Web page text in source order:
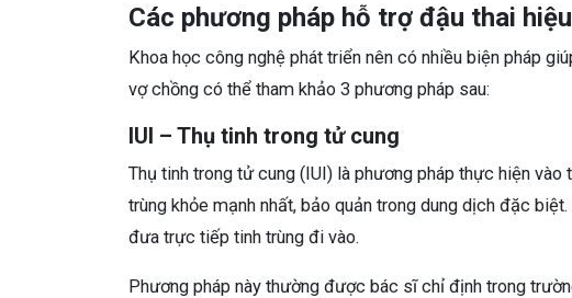
Các phương pháp hỗ trợ đậu thai
Khoa học công nghệ phát triển nên có nhiều biện pháp
vợ chồng có thể tham khảo 3 phương pháp sau:
IUI – Thụ tinh trong tử cung
Thụ tinh trong tử cung (IUI) là phương pháp thực hiện
trùng khỏe mạnh nhất, bảo quản trong dung dịch đặc
đưa trực tiếp tinh trùng đi vào.
Phương pháp này thường được bác sĩ chỉ định trong